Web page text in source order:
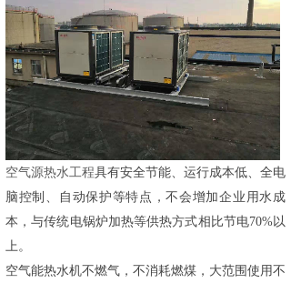
空气源热水工程具有安全节能、运行成本低、全电
脑控制、自动保护等特点，不会增加企业用水成
本，与传统电锅炉加热等供热方式相比节电70%以
上。
空气能热水机不燃气，不消耗燃煤，大范围使用不